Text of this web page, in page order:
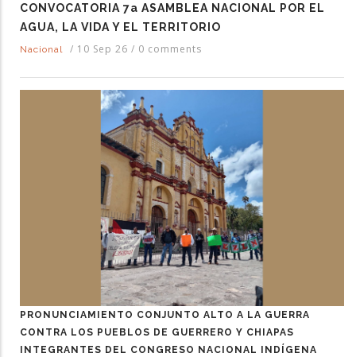
CONVOCATORIA 7a ASAMBLEA NACIONAL POR EL
AGUA, LA VIDA Y EL TERRITORIO
Nacional / 10 Sep 26 / 0 comments
PRONUNCIAMIENTO CONJUNTO ALTO A LA GUERRA
CONTRA LOS PUEBLOS DE GUERRERO Y CHIAPAS
INTEGRANTES DEL CONGRESO NACIONAL INDÍGENA